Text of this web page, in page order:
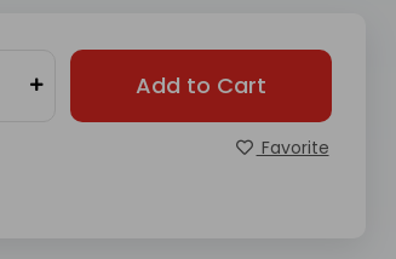
Add to Cart
Favorite